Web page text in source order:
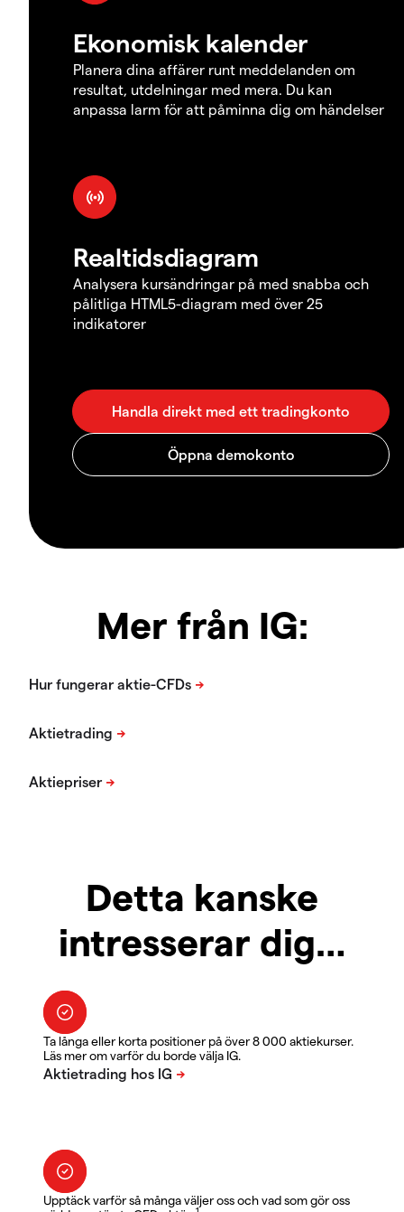
Ekonomisk kalender
Planera dina affärer runt meddelanden om
resultat, utdelningar med mera. Du kan
anpassa larm för att påminna dig om händelser
Realtidsdiagram
Analysera kursändringar på med snabba och
pålitliga HTML5-diagram med över 25
indikatorer
Mer från IG:
Detta kanske
intresserar dig…
Ta långa eller korta positioner på över 8 000 aktiekurser.
Läs mer om varför du borde välja IG.
Upptäck varför så många väljer oss och vad som gör oss